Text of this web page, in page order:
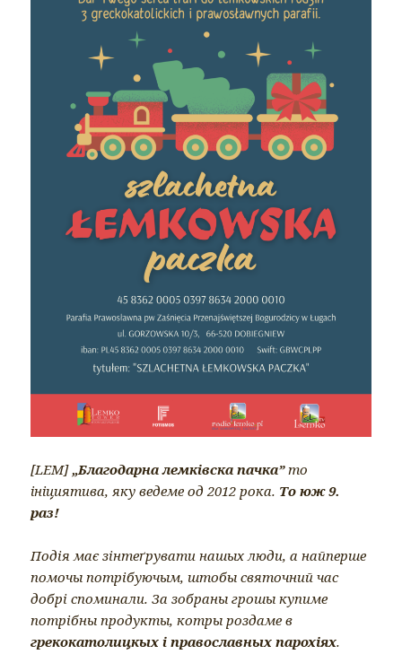
[LEM]„Благодарна лемківска пачка”то
ініциятива, яку ведеме од 2012 рока. То юж 9.
раз!
Подiя має зiнтеґрувати нашых люди, а найперше
помочы потрiбуючым, штобы святочний час
добрi споминали. За зобраны грошы купиме
потрiбны продукты, котры роздаме в
грекокатолицкых і православных парохiях.